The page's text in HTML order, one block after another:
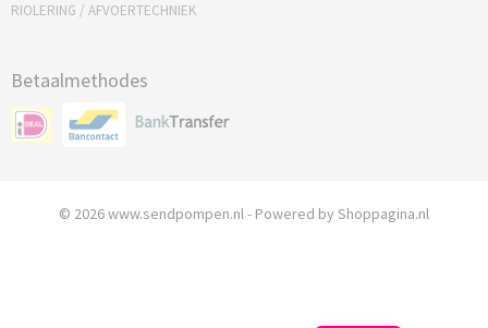
RIOLERING / AFVOERTECHNIEK
Betaalmethodes
© 2026 www.sendpompen.nl - Powered by Shoppagina.nl